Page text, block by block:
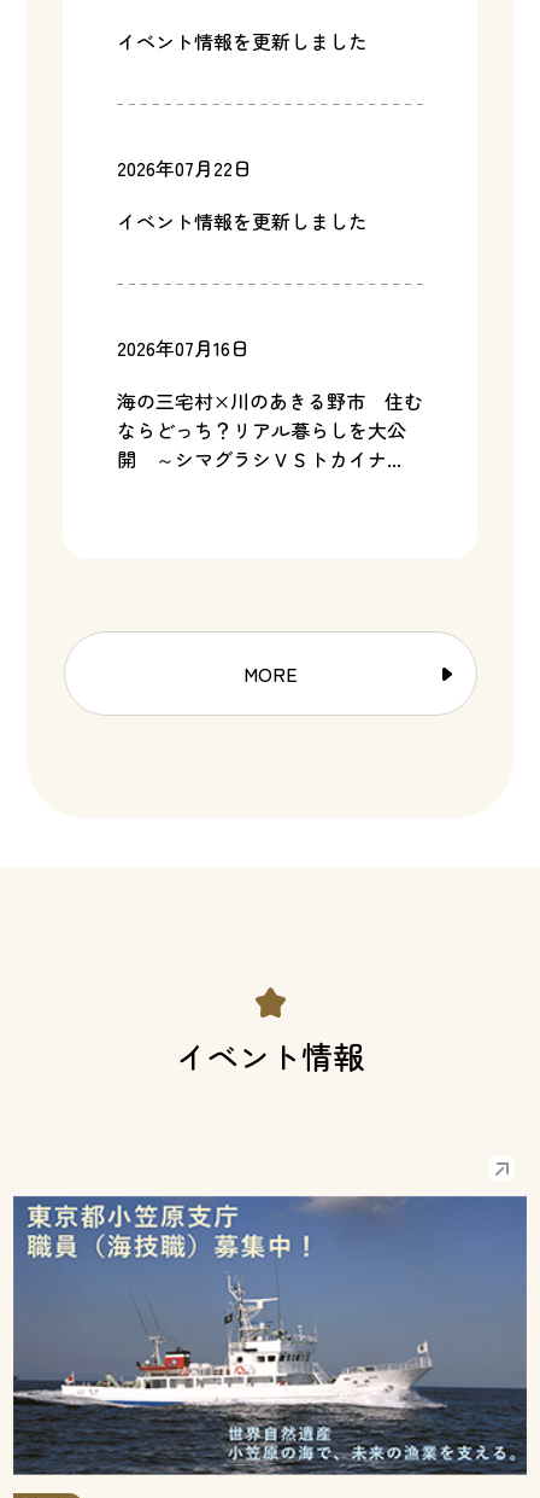
イベント情報を更新しました
2026年07月22日
イベント情報を更新しました
2026年07月16日
海の三宅村×川のあきる野市 住む
ならどっち？リアル暮らしを大公
開 ～シマグラシＶＳトカイナ...
MORE
イベント情報